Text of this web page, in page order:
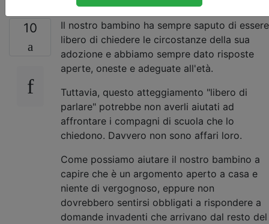
10
Il nostro bambino ha sempre saputo di essere
libero di chiedere le circostanze della sua
adozione e abbiamo sempre dato risposte
aperte, oneste e adeguate all'età.
Tuttavia, questo atteggiamento "libero di
parlare" potrebbe non averli aiutati ad
affrontare i compagni di scuola che lo
chiedono. Davvero non sono affari loro.
Come possiamo aiutare il nostro bambino a
capire che è un argomento aperto a casa e
niente di vergognoso, eppure non
dovrebbero sentirsi obbligati a rispondere a
domande invadenti che arrivano dal resto del